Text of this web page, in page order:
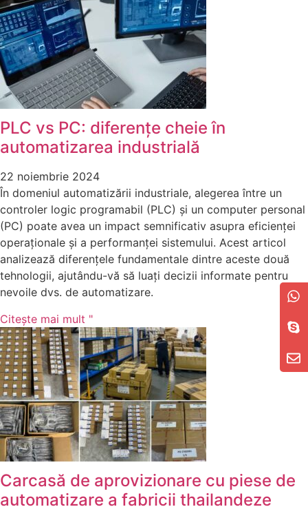
PLC vs PC: diferențe cheie în
automatizarea industrială
22 noiembrie 2024
În domeniul automatizării industriale, alegerea între un
controler logic programabil (PLC) și un computer personal
(PC) poate avea un impact semnificativ asupra eficienței
operaționale și a performanței sistemului. Acest articol
analizează diferențele fundamentale dintre aceste două
tehnologii, ajutându-vă să luați decizii informate pentru
nevoile dvs. de automatizare.
Citeşte mai mult "
Carcasă de aprovizionare cu piese de
automatizare a fabricii thailandeze